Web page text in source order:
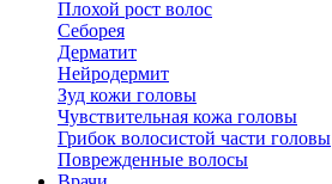
Плохой рост волос
Cеборея
Дерматит
Нейродермит
Зуд кожи головы
Чувствительная кожа головы
Грибок волосистой части головы
Поврежденные волосы